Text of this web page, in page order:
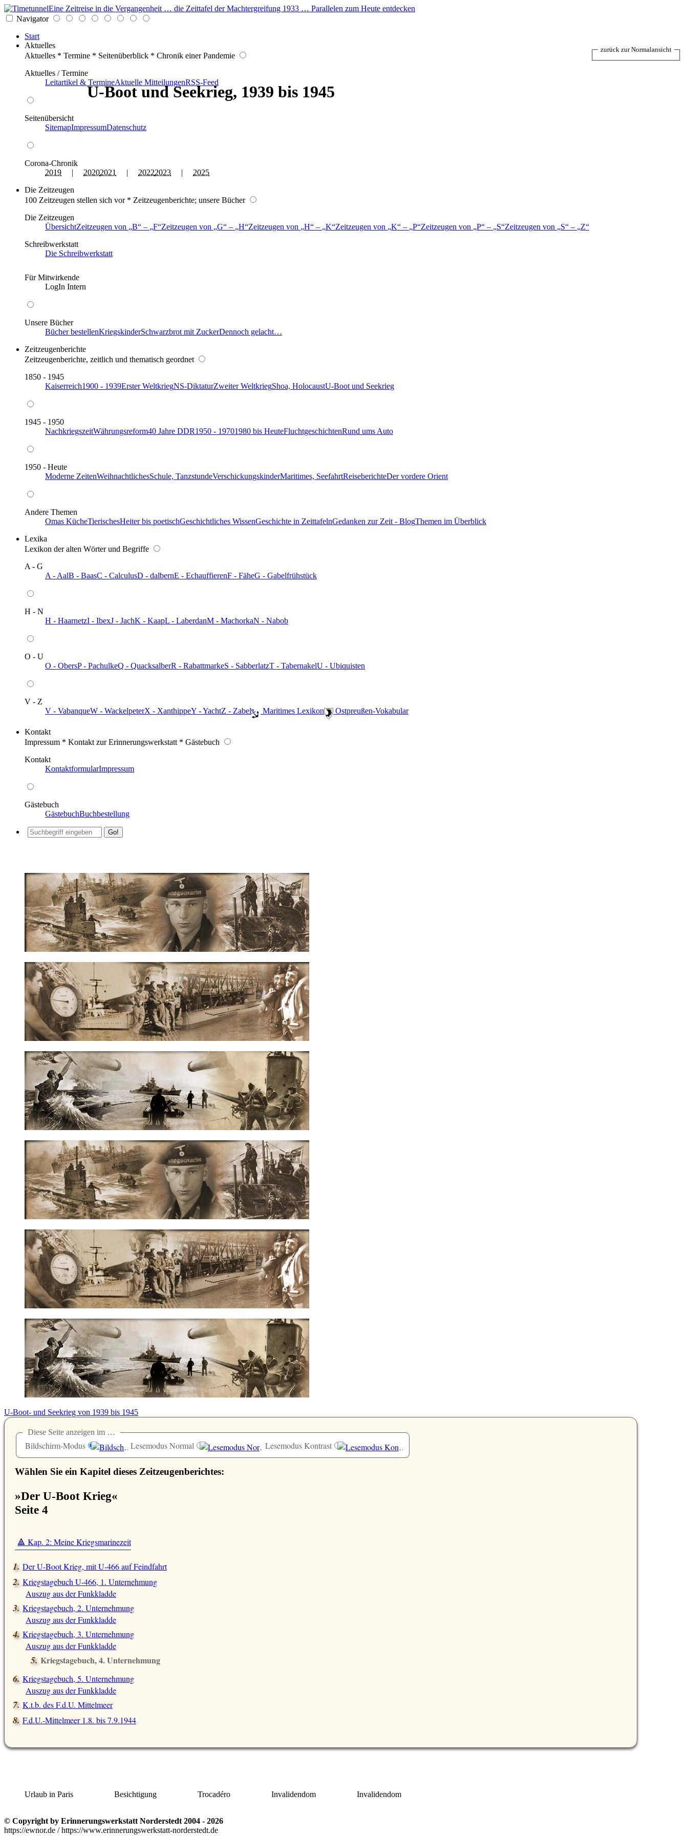
Eine Zeitreise in die Vergangenheit … die Zeittafel der Machtergreifung 1933 … Parallelen zum Heute entdecken
Navigator
Start
Aktuelles
Aktuelles * Termine * Seitenüberblick * Chronik einer Pandemie
Aktuelles / Termine
Leitartikel & TermineAktuelle MitteilungenRSS-Feed
Seitenübersicht
SitemapImpressumDatenschutz
Corona-Chronik
2019 | 20202021 | 20222023 | 2025
Die Zeitzeugen
100 Zeitzeugen stellen sich vor * Zeitzeugenberichte; unsere Bücher
Die Zeitzeugen
ÜbersichtZeitzeugen von B – F Zeitzeugen von G – H Zeitzeugen von H – K Zeitzeugen von K – P Zeitzeugen von P – S Zeitzeugen von S –
Z
Schreibwerkstatt
Die Schreibwerkstatt
Für Mitwirkende
LogIn Intern
Unsere Bücher
Bücher bestellenKriegskinderSchwarzbrot mit ZuckerDennoch gelacht…
Zeitzeugenberichte
Zeitzeugenberichte, zeitlich und thematisch geordnet
1850 - 1945
Kaiserreich1900 - 1939Erster WeltkriegNS-DiktaturZweiter WeltkriegShoa, HolocaustU-Boot und Seekrieg
1945 - 1950
NachkriegszeitWährungsreform40 Jahre DDR1950 - 19701980 bis HeuteFluchtgeschichtenRund ums Auto
1950 - Heute
Moderne ZeitenWeihnachtlichesSchule, TanzstundeVerschickungskinderMaritimes, SeefahrtReiseberichteDer vordere Orient
Andere Themen
Omas KücheTierischesHeiter bis poetischGeschichtliches WissenGeschichte in ZeittafelnGedanken zur Zeit - BlogThemen im Überblick
Lexika
Lexikon der alten Wörter und Begriffe
A - G
A - AalB - BaasC - CalculusD - dalbernE - EchauffierenF - FäheG - Gabelfrühstück
H - N
H - HaarnetzI - IbexJ - JachK - KaapL - LaberdanM - MachorkaN - Nabob
O - U
O - ObersP - PachulkeQ - QuacksalberR - RabattmarkeS - SabberlatzT - TabernakelU - Ubiquisten
V - Z
V - VabanqueW - WackelpeterX - XanthippeY - YachtZ - Zabel ️ Maritimes Lexikon ️ Ostpreußen-Vokabular
Kontakt
Impressum * Kontakt zur Erinnerungswerkstatt * Gästebuch
Kontakt
KontaktformularImpressum
Gästebuch
GästebuchBuchbestellung
U-Boot und Seekrieg, 1939 bis 1945
U-Boot- und Seekrieg von 1939 bis 1945
Diese Seite anzeigen im …
Bildschirm-Modus Lesemodus Normal Lesemodus Kontrast
Wählen Sie ein Kapitel dieses Zeitzeugenberichtes:
»Der U-Boot Krieg«
Seite 4
🔺 Kap. 2: Meine Kriegsmarinezeit
Der U-Boot Krieg, mit U-466 auf Feindfahrt
Kriegstagebuch U-466, 1. Unternehmung
Auszug aus der Funkkladde
Kriegstagebuch, 2. Unternehmung
Auszug aus der Funkkladde
Kriegstagebuch, 3. Unternehmung
Auszug aus der Funkkladde
Kriegstagebuch, 4. Unternehmung
Kriegstagebuch, 5. Unternehmung
Auszug aus der Funkkladde
K.t.b. des F.d.U. Mittelmeer
F.d.U.-Mittelmeer 1.8. bis 7.9.1944
Urlaub in Paris Besichtigung Trocadéro Invalidendom Invalidendom
© Copyright by Erinnerungswerkstatt Norderstedt 2004 - 2026
https://ewnor.de / https://www.erinnerungswerkstatt-norderstedt.de
zurück zur Normalansicht